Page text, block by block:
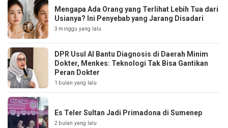
Mengapa Ada Orang yang Terlihat Lebih Tua dari
Usianya? Ini Penyebab yang Jarang Disadari
3 minggu yang lalu
DPR Usul AI Bantu Diagnosis di Daerah Minim
Dokter, Menkes: Teknologi Tak Bisa Gantikan
Peran Dokter
1 bulan yang lalu
Es Teler Sultan Jadi Primadona di Sumenep
2 bulan yang lalu